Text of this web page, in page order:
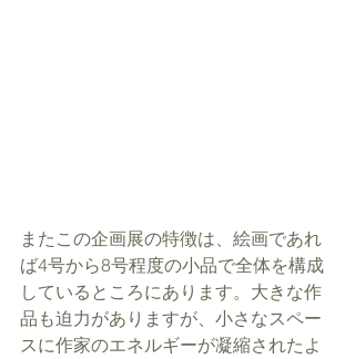
またこの企画展の特徴は、絵画であれ
ば4号から8号程度の小品で全体を構成
しているところにあります。大きな作
品も迫力がありますが、小さなスペー
スに作家のエネルギーが凝縮されたよ